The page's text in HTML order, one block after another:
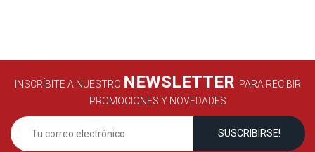
INSCRÍBITE A NUESTRO NEWSLETTER PARA RECIBIR
PROMOCIONES Y NOVEDADES